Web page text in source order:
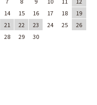
14 15 16 17 18
19
21 22 23 24 25
26
28 29 30